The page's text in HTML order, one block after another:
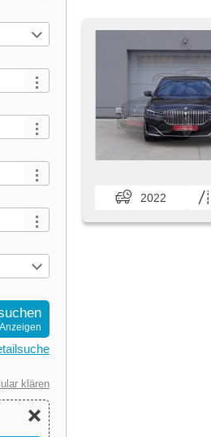
klären
2022